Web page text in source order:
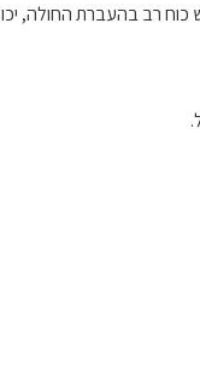
רב בהעברת החולה, יכול